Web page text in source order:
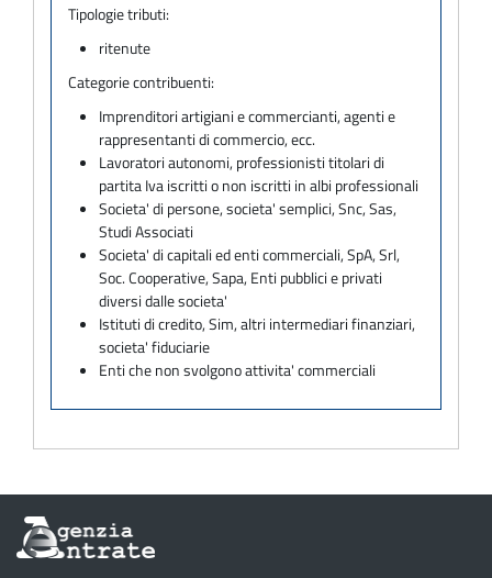
Tipologie tributi:
ritenute
Categorie contribuenti:
Imprenditori artigiani e commercianti, agenti e
rappresentanti di commercio, ecc.
Lavoratori autonomi, professionisti titolari di
partita Iva iscritti o non iscritti in albi professionali
Societa' di persone, societa' semplici, Snc, Sas,
Studi Associati
Societa' di capitali ed enti commerciali, SpA, Srl,
Soc. Cooperative, Sapa, Enti pubblici e privati
diversi dalle societa'
Istituti di credito, Sim, altri intermediari finanziari,
societa' fiduciarie
Enti che non svolgono attivita' commerciali
Informazioni
sul